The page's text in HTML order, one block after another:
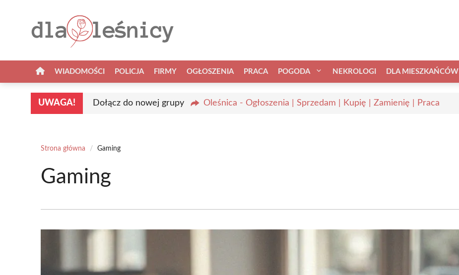
WIADOMOŚCI POLICJA FIRMY OGŁOSZENIA PRACA POGODA NEKROLOGI DLA MIESZKAŃCÓW
UWAGA! Dołącz do nowej grupy Oleśnica - Ogłoszenia | Sprzedam | Kupię | Zamienię | Praca
Strona główna / Gaming
Gaming